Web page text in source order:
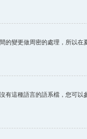
的變更做周密的處理，所以在
有這種語言的語系檔，您可以